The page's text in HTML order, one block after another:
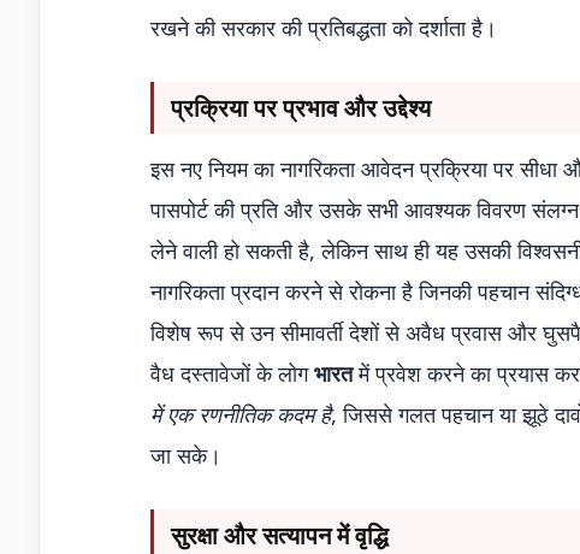
रखने की सरकार की प्रतिबद्धता को दर्शाता है।
प्रक्रिया पर प्रभाव और उद्देश्य
इस नए नियम का नागरिकता आवेदन प्रक्रिया पर
पासपोर्ट की प्रति और उसके सभी आवश्यक विवरण
लेने वाली हो सकती है, लेकिन साथ ही यह उसकी
नागरिकता प्रदान करने से रोकना है जिनकी पहचान
विशेष रूप से उन सीमावर्ती देशों से अवैध प्रवास और
वैध दस्तावेजों के लोगभारतमें प्रवेश करने का प्रयास
में एक रणनीतिक कदम है, जिससे गलत पहचान या झूठे
जा सके।
सुरक्षा और सत्यापन में वृद्धि